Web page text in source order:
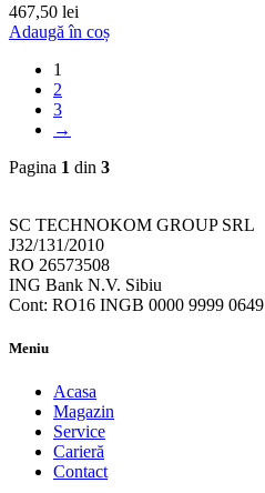
467,50 lei
Adaugă în coș
1
2
3
→
Pagina 1 din 3
SC TECHNOKOM GROUP SRL
J32/131/2010
RO 26573508
ING Bank N.V. Sibiu
Cont: RO16 INGB 0000 9999
Meniu
Acasa
Magazin
Service
Carieră
Contact